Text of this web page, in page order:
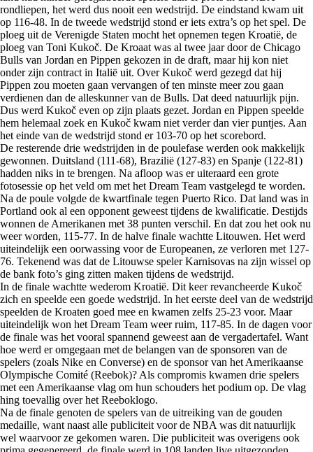
rondliepen, het werd dus nooit een wedstrijd. De eindstand kwam uit
op 116-48. In de tweede wedstrijd stond er iets extra’s op het spel. De
ploeg uit de Verenigde Staten mocht het opnemen tegen Kroatië, de
ploeg van Toni Kukoč. De Kroaat was al twee jaar door de Chicago
Bulls van Jordan en Pippen gekozen in de draft, maar hij kon niet
onder zijn contract in Italië uit. Over Kukoč werd gezegd dat hij
Pippen zou moeten gaan vervangen of ten minste meer zou gaan
verdienen dan de alleskunner van de Bulls. Dat deed natuurlijk pijn.
Dus werd Kukoč even op zijn plaats gezet. Jordan en Pippen speelde
hem helemaal zoek en Kukoč kwam niet verder dan vier puntjes. Aan
het einde van de wedstrijd stond er 103-70 op het scorebord.
De resterende drie wedstrijden in de poulefase werden ook makkelijk
gewonnen. Duitsland (111-68), Brazilië (127-83) en Spanje (122-81)
hadden niks in te brengen. Na afloop was er uiteraard een grote
fotosessie op het veld om met het Dream Team vastgelegd te worden.
Na de poule volgde de kwartfinale tegen Puerto Rico. Dat land was in
Portland ook al een opponent geweest tijdens de kwalificatie. Destijds
wonnen de Amerikanen met 38 punten verschil. En dat zou het ook nu
weer worden, 115-77. In de halve finale wachtte Litouwen. Het werd
uiteindelijk een oorwassing voor de Europeanen, ze verloren met 127-
76. Tekenend was dat de Litouwse speler Karnisovas na zijn wissel op
de bank foto’s ging zitten maken tijdens de wedstrijd.
In de finale wachtte wederom Kroatië. Dit keer revancheerde Kukoč
zich en speelde een goede wedstrijd. In het eerste deel van de wedstrijd
speelden de Kroaten goed mee en kwamen zelfs 25-23 voor. Maar
uiteindelijk won het Dream Team weer ruim, 117-85. In de dagen voor
de finale was het vooral spannend geweest aan de vergadertafel. Want
hoe werd er omgegaan met de belangen van de sponsoren van de
spelers (zoals Nike en Converse) en de sponsor van het Amerikaanse
Olympische Comité (Reebok)? Als compromis kwamen drie spelers
met een Amerikaanse vlag om hun schouders het podium op. De vlag
hing toevallig over het Reeboklogo.
Na de finale genoten de spelers van de uitreiking van de gouden
medaille, want naast alle publiciteit voor de NBA was dit natuurlijk
wel waarvoor ze gekomen waren. Die publiciteit was overigens ook